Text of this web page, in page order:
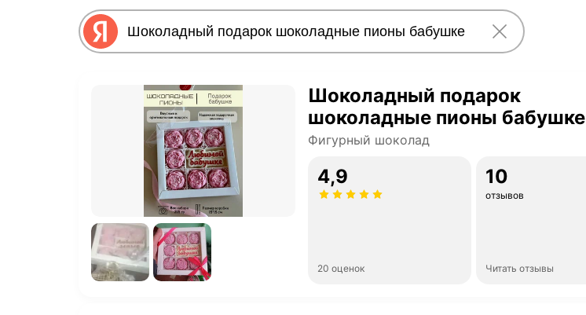
Шоколадный подарок
шоколадные пионы бабушке
Фигурный шоколад
4,9
20 оценок
10
отзывов
Читать отзывы